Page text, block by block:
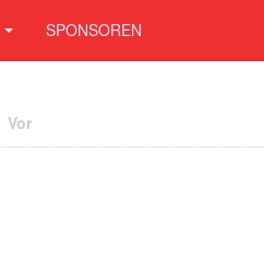
SPONSOREN
Vor